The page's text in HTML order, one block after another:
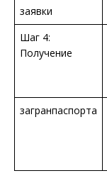
заявки
Шаг 4:
Получение
загранпаспорта